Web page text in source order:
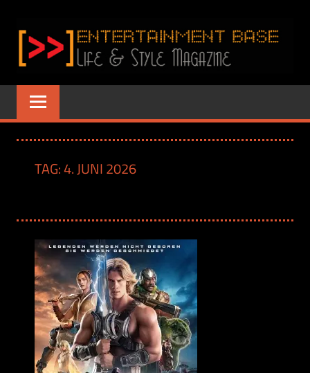
Inhalt
springen
BASE
–
&
STYLE
MAGAZINE
www.entertainment-
Base.de
TAG:4. JUNI 2026